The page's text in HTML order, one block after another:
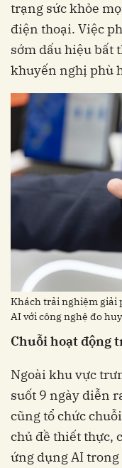
trạng sức khỏe
điện thoại. Việc
sớm dấu hiệu bất
Khách trải nghiệm giải
AI với công nghệ đo
Chuỗi hoạt động
suốt 9 ngày diễn
cũng tổ chức
chủ đề thiết thực,
ứng dụng AI